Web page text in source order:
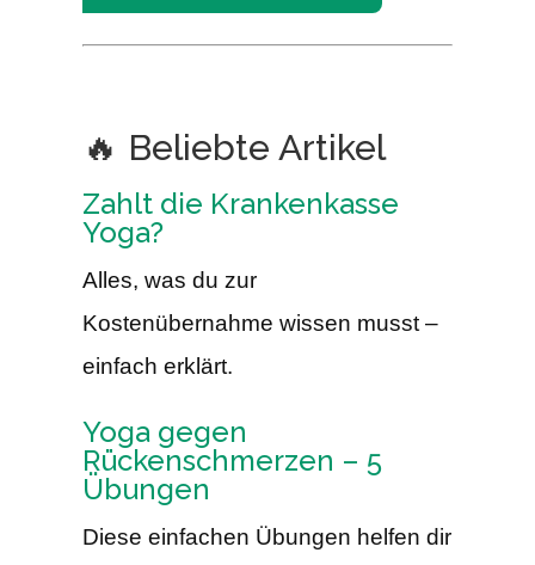
🔥 Beliebte Artikel
Zahlt die Krankenkasse
Yoga?
Alles, was du zur
Kostenübernahme wissen musst –
einfach erklärt.
Yoga gegen
Rückenschmerzen – 5
Übungen
Diese einfachen Übungen helfen dir